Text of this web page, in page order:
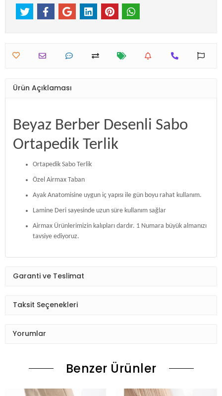
Ürün Açıklaması
Beyaz Berber Desenli Sabo
Ortapedik Terlik
Ortapedik Sabo Terlik
Özel Airmax Taban
Ayak Anatomisine uygun iç yapısı ile gün boyu rahat kullanım.
Lamine Deri sayesinde uzun süre kullanım sağlar
Airmax Ürünlerimizin kalıpları dardır. 1 Numara büyük almanızı
tavsiye ediyoruz.
Garanti ve Teslimat
Taksit Seçenekleri
Yorumlar
Benzer Ürünler